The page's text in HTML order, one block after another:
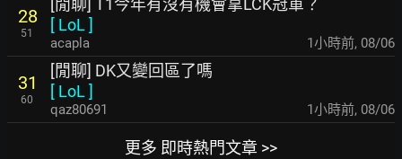
28
51
[閒聊] T1今年有沒有機會拿LCK冠軍？
[ LoL ]
acapla 1小時前, 08/06
31
60
[閒聊] DK又變回區了嗎
[ LoL ]
qaz80691 1小時前, 08/06
更多 即時熱門文章 >>